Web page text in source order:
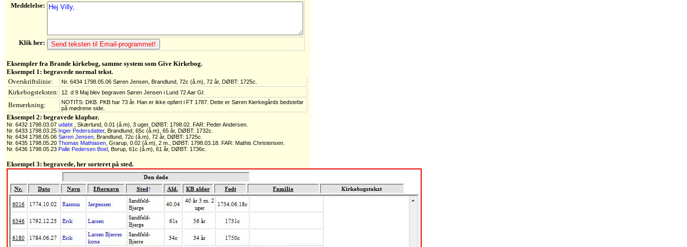
Meddelelse:
Klik her:
Eksempler fra Brande kirkebog, samme system som Give Kirkebog.
Eksempel 1: begravede normal tekst.
Overskriftslinie:
Nr. 6434 1798.05.06 Søren Jensen, Brandlund, 72c (å.m), 72 år, DØBT: 1725c.
Kirkebogsteksten: 12. d 9 Maj blev begraven Søren Jensen i Lund 72 Aar Gl:
Bemærkning:
NOTITS: DKB. PKB har 73 år. Han er ikke opført i FT 1787. Dette er Søren Kierkegårds bedstefar
på mødrene side.
Eksempel 2: begravede klapbar.
Nr. 6432 1798.03.07 udøbt , Skærlund, 0.01 (å.m), 3 uger, DØBT: 1798.02. FAR: Peder Andersen.
Nr. 6433 1798.03.25 Inger Pedersdatter, Brandlund, 65c (å.m), 65 år, DØBT: 1732c.
Nr. 6434 1798.05.06 Søren Jensen , Brandlund, 72c (å.m), 72 år, DØBT: 1725c.
Nr. 6435 1798.05.20 Thomas Mathiasen, Grarup, 0.02 (å.m), 2 m., DØBT: 1798.03.18. FAR: Mathis Christensen.
Nr. 6436 1798.05.23 Palle Pedersen Boel , Borup, 61c (å.m), 61 år, DØBT: 1736c.
Eksempel 3: begravede, her sorteret på sted.